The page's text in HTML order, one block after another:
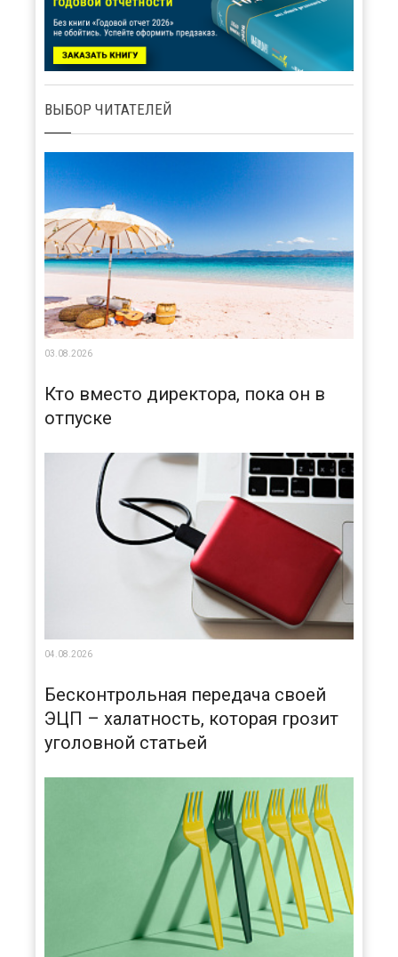
ВЫБОР ЧИТАТЕЛЕЙ
03.08.2026
Кто вместо директора, пока он в
отпуске
04.08.2026
Бесконтрольная передача своей
ЭЦП – халатность, которая грозит
уголовной статьей